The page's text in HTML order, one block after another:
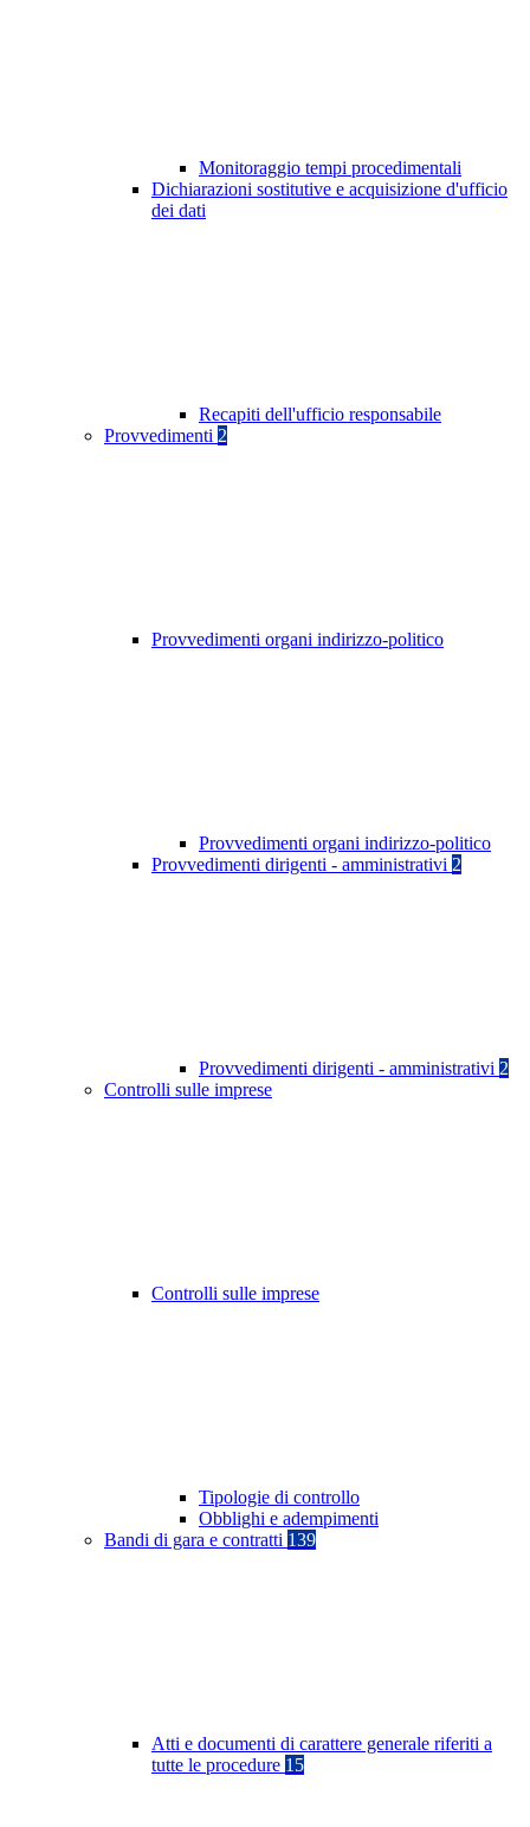
Monitoraggio tempi procedimentali
Dichiarazioni sostitutive e acquisizione d'ufficio
dei dati
Recapiti dell'ufficio responsabile
Provvedimenti 2
Provvedimenti organi indirizzo-politico
Provvedimenti organi indirizzo-politico
Provvedimenti dirigenti - amministrativi 2
Provvedimenti dirigenti - amministrativi 2
Controlli sulle imprese
Controlli sulle imprese
Tipologie di controllo
Obblighi e adempimenti
Bandi di gara e contratti 139
Atti e documenti di carattere generale riferiti a
tutte le procedure 15